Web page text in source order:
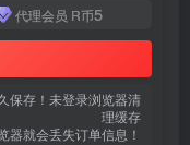
代理会员 R币5
保存！未登录浏览器清
理缓存
器就会丢失订单信息！